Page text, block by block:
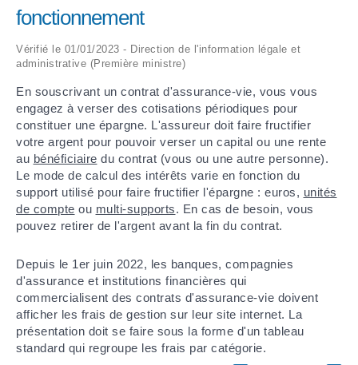
fonctionnement
Vérifié le 01/01/2023 - Direction de l'information légale et
administrative (Première ministre)
En souscrivant un contrat d'assurance-vie, vous vous
engagez à verser des cotisations périodiques pour
constituer une épargne. L'assureur doit faire fructifier
votre argent pour pouvoir verser un capital ou une rente
au bénéficiaire du contrat (vous ou une autre personne).
Le mode de calcul des intérêts varie en fonction du
support utilisé pour faire fructifier l'épargne : euros, unités
de compte ou multi-supports. En cas de besoin, vous
pouvez retirer de l'argent avant la fin du contrat.
Depuis le 1er juin 2022, les banques, compagnies
d'assurance et institutions financières qui
commercialisent des contrats d'assurance-vie doivent
afficher les frais de gestion sur leur site internet. La
présentation doit se faire sous la forme d'un tableau
standard qui regroupe les frais par catégorie.